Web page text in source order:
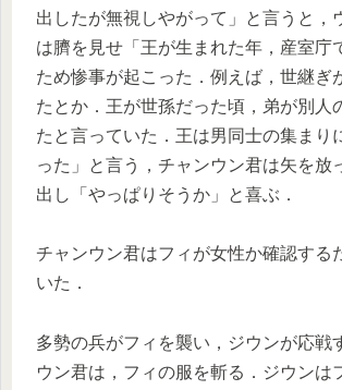
出したが無視しやがって」と言うと，
は臍を見せ「王が生まれた年，産室庁
ため惨事が起こった．例えば，世継ぎ
たとか．王が世孫だった頃，弟が別人
たと言っていた．王は男同士の集まり
った」と言う，チャンウン君は矢を放
出し「やっぱりそうか」と喜ぶ．
チャンウン君はフィが女性か確認する
いた．
多勢の兵がフィを襲い，ジウンが応戦
ウン君は，フィの服を斬る．ジウンは